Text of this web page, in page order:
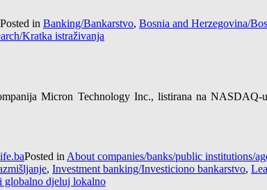
Posted in Banking/Bankarstvo, Bosnia and Herzegovina/
Kratka istraživanja
Micron Technology Inc., listirana na
Posted in About companies/banks/public institutions/
, Investment banking/Investiciono bankarstvo,
djeluj lokalno